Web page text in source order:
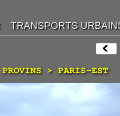
> PARIS-EST